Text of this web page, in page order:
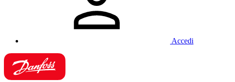
Accedi